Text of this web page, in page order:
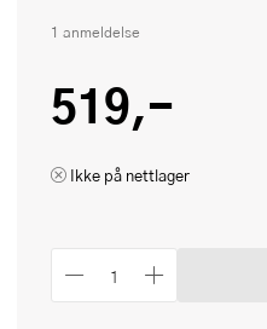
1 anmeldelse
519,-
Ikke på nettlager